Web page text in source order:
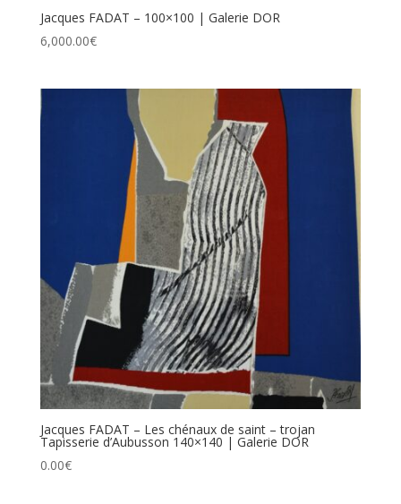
Jacques FADAT – 100×100 | Galerie DOR
6,000.00€
Jacques FADAT – Les chénaux de saint – trojan
Tapisserie d’Aubusson 140×140 | Galerie DOR
0.00€